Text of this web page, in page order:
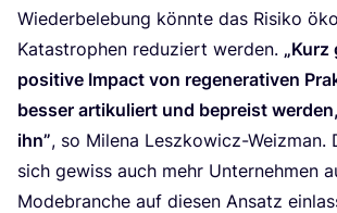
Wie­der­be­le­bung könn­te das Risi­ko
Kata­stro­phen redu­ziert wer­den. „Kurz
posi­ti­ve Impact von rege­ne­ra­ti­ven
bes­ser arti­ku­liert und bepreist
ihn”, so Mile­na Lesz­ko­wicz-Weiz­man.
sich gewiss auch mehr Unter­neh­men
Mode­bran­che auf die­sen Ansatz